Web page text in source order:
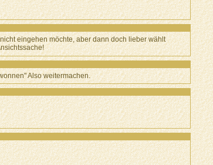
eingehen möchte, aber dann doch lieber wählt
Also weitermachen.